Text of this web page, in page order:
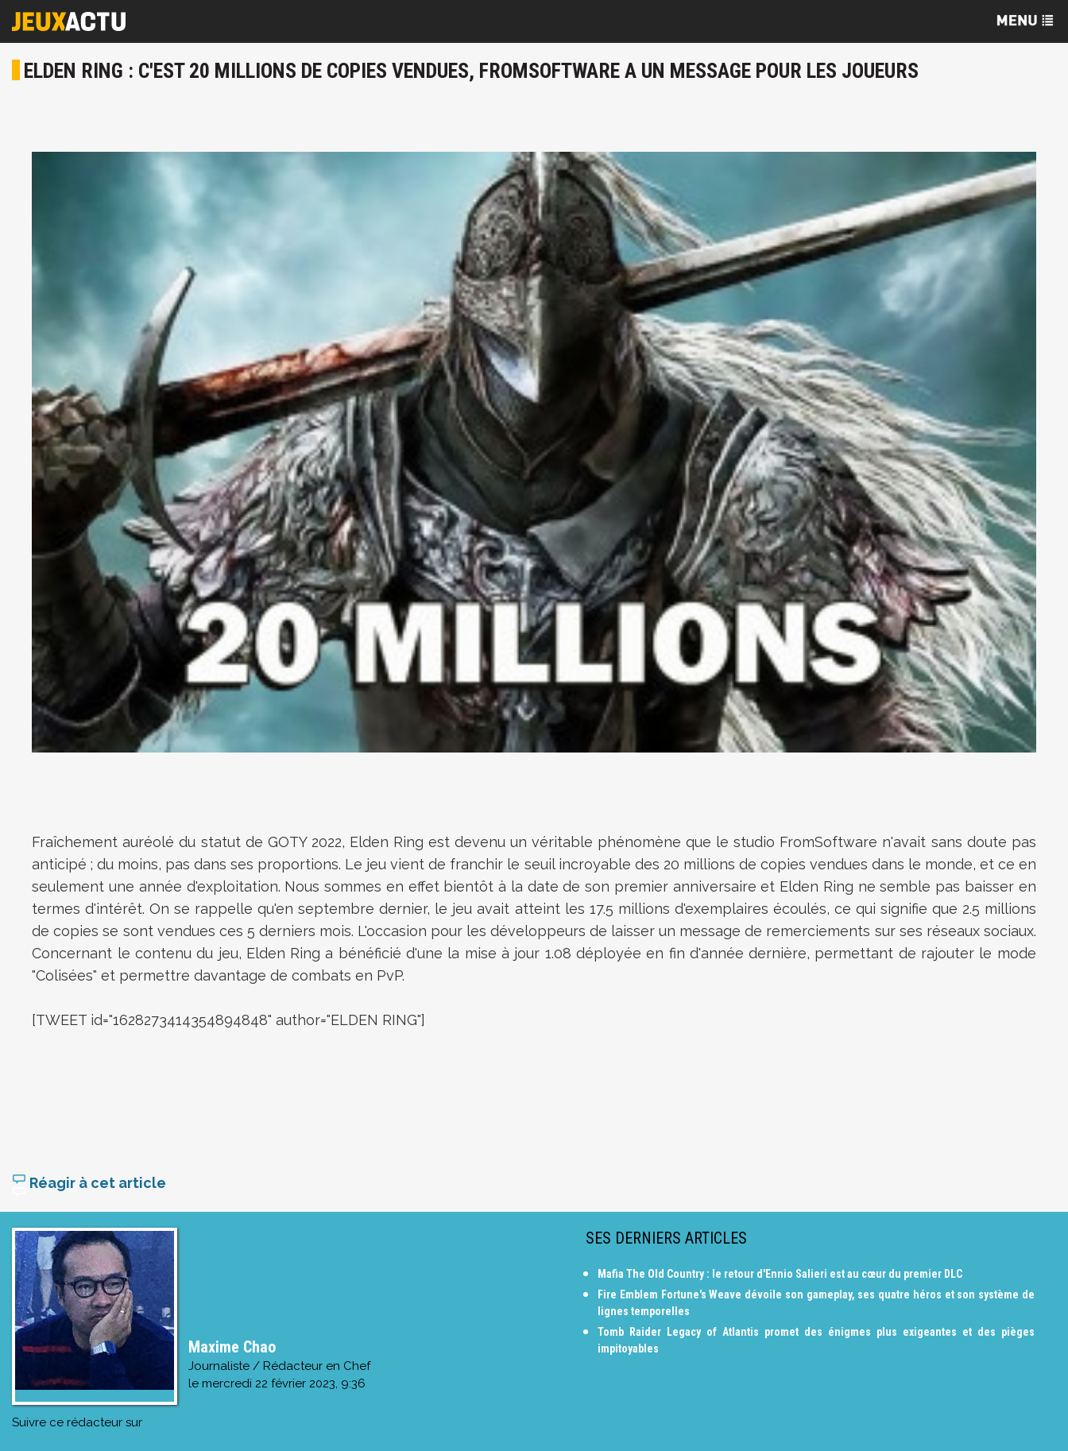
ELDEN RING : C'EST 20 MILLIONS DE COPIES VENDUES, FROMSOFTWARE A UN MESSAGE POUR LES JOUEURS
Fraîchement auréolé du statut de GOTY 2022, Elden Ring est devenu un véritable phénomène que le studio FromSoftware n'avait sans doute pas
anticipé ; du moins, pas dans ses proportions. Le jeu vient de franchir le seuil incroyable des 20 millions de copies vendues dans le monde, et ce en
seulement une année d'exploitation. Nous sommes en effet bientôt à la date de son premier anniversaire et Elden Ring ne semble pas baisser en
termes d'intérêt. On se rappelle qu'en septembre dernier, le jeu avait atteint les 17.5 millions d'exemplaires écoulés, ce qui signifie que 2.5 millions
de copies se sont vendues ces 5 derniers mois. L'occasion pour les développeurs de laisser un message de remerciements sur ses réseaux sociaux.
Concernant le contenu du jeu, Elden Ring a bénéficié d'une la mise à jour 1.08 déployée en fin d'année dernière, permettant de rajouter le mode
"Colisées" et permettre davantage de combats en PvP.
[TWEET id="1628273414354894848" author="ELDEN RING"]
Réagir à cet article
Maxime Chao
Journaliste / Rédacteur en Chef
le mercredi 22 février 2023, 9:36
Suivre ce rédacteur sur
SES DERNIERS ARTICLES
Mafia The Old Country : le retour d'Ennio Salieri est au cœur du premier DLC
Fire Emblem Fortune's Weave dévoile son gameplay, ses quatre héros et son système de
lignes temporelles
Tomb Raider Legacy of Atlantis promet des énigmes plus exigeantes et des pièges
impitoyables